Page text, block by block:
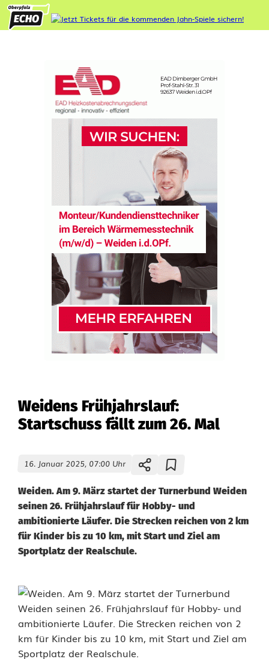
Weidens Frühjahrslauf:
Startschuss fällt zum 26. Mal
16. Januar 2025, 07:00 Uhr
Weiden. Am 9. März startet der Turnerbund Weiden
seinen 26. Frühjahrslauf für Hobby- und
ambitionierte Läufer. Die Strecken reichen von 2 km
für Kinder bis zu 10 km, mit Start und Ziel am
Sportplatz der Realschule.